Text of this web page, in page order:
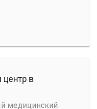
в
медицинский